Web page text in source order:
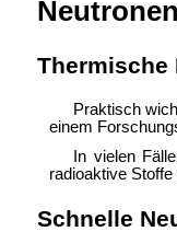
Thermische
Praktisch
einem
In vielen
radioaktive
Schnelle